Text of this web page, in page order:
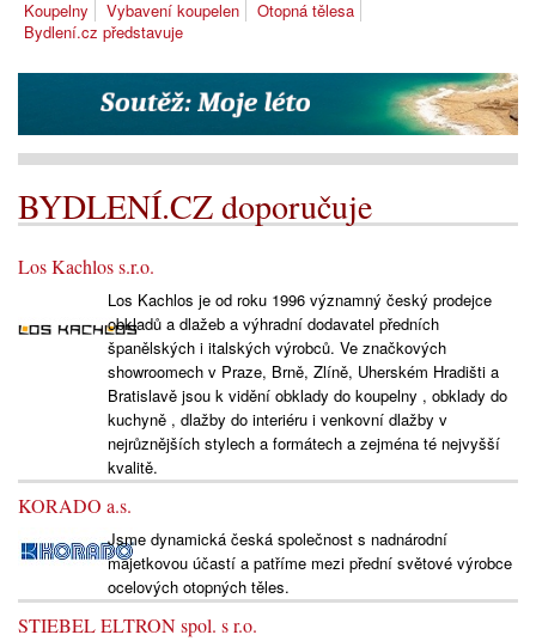
Koupelny Vybavení koupelen
Otopná tělesa
Bydlení.cz představuje
BYDLENÍ.CZ doporučuje
Los Kachlos s.r.o.
Los Kachlos je od roku 1996 významný český prodejce
obkladů a dlažeb a výhradní dodavatel předních
španělských i italských výrobců. Ve značkových
showroomech v Praze, Brně, Zlíně, Uherském Hradišti a
Bratislavě jsou k vidění obklady do koupelny , obklady do
kuchyně , dlažby do interiéru i venkovní dlažby v
nejrůznějších stylech a formátech a zejména té nejvyšší
kvalitě.
KORADO a.s.
Jsme dynamická česká společnost s nadnárodní
majetkovou účastí a patříme mezi přední světové výrobce
ocelových otopných těles.
STIEBEL ELTRON spol. s r.o.